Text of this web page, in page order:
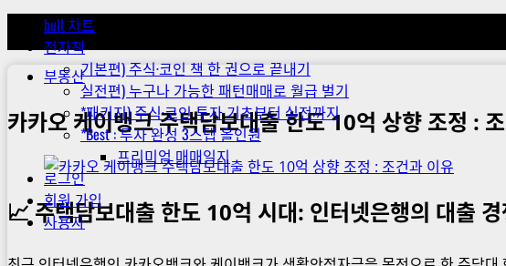
Menu
bull 차트
전자책
기본편) 주식·코인 책 한 권으로 끝내기
실전편) 누구나 가능한 패턴매매로 월급 벌기
*패키지) 주식·코인 투자 기초부터 실전까지
*Best : 투자 완성 3스텝 올인원
프리미엄 매매일지
로그인
회원 가입
사용자
부동산
카카오 케이뱅크 주택담보대출 한도 10억 상향 조정 :
📈 주택담보대출 한도 10억 시대: 인터넷은행의 대출